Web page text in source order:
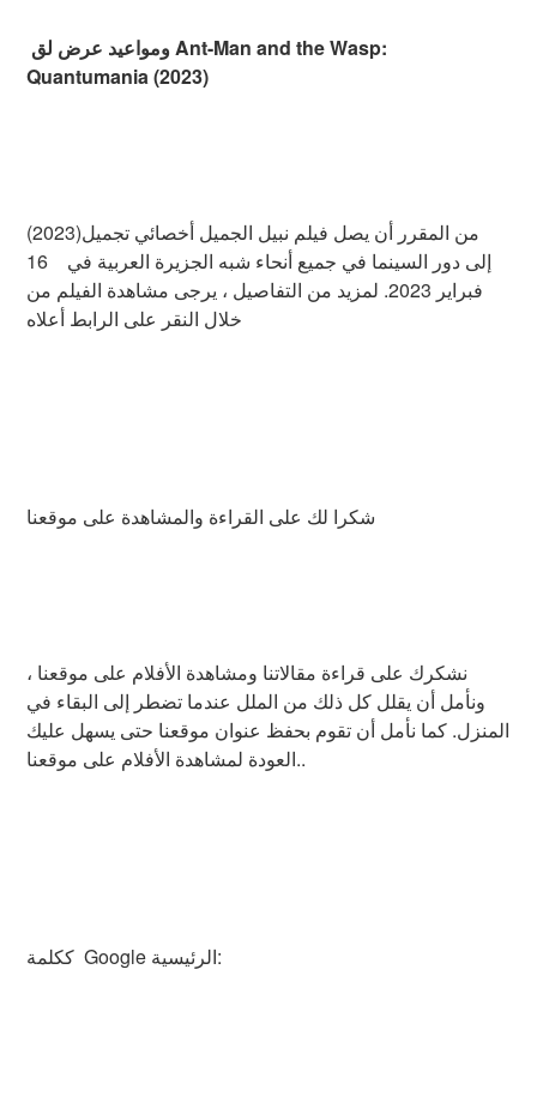
Quantumania (2023)
من المقرر أن يصل فيلم نبيل الجميل أخصائي تجميل(2023)
إلى دور السينما في جميع أنحاء شبه الجزيرة العربية في 16
فبراير 2023. لمزيد من التفاصيل ، يرجى مشاهدة الفيلم من
خلال النقر على الرابط أعلاه
شكرا لك على القراءة والمشاهدة على موقعنا
نشكرك على قراءة مقالاتنا ومشاهدة الأفلام على موقعنا ،
ونأمل أن يقلل كل ذلك من الملل عندما تضطر إلى البقاء في
المنزل. كما نأمل أن تقوم بحفظ عنوان موقعنا حتى يسهل عليك
العودة لمشاهدة الأفلام على موقعنا..
ككلمة Google الرئيسية: